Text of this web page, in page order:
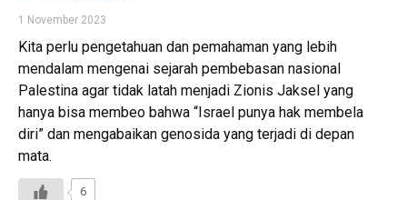
1 November 2023
Kita perlu pengetahuan dan pemahaman yang lebih
mendalam mengenai sejarah pembebasan nasional
Palestina agar tidak latah menjadi Zionis Jaksel yang
hanya bisa membeo bahwa “Israel punya hak membela
diri” dan mengabaikan genosida yang terjadi di depan
mata.
6